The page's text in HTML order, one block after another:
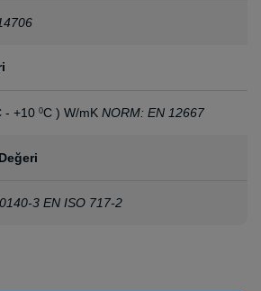
- +100C ) W/mKNORM: EN 12667
3 EN ISO 717-2